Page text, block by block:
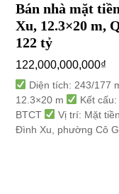
Bán nhà mặt
Xu, 12.3×20 m,
122 tỷ
122,000,000,000₫
Diện tích: 243/177
12.3×20 m
Kết cấu:
BTCT
Vị trí: Mặt
Đình Xu, phường Cô